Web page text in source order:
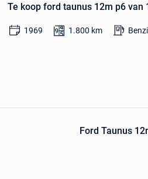
Te koop ford taunus 12m p6 van
1969 1.800 km
Ford Taunus